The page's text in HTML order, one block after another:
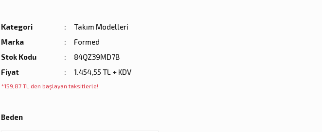
Kategori
Takım Modelleri
Marka
Formed
Stok Kodu
84QZ39MD7B
Fiyat
1.454,55 TL + KDV
*159,87 TL den başlayan taksitlerle!
Beden